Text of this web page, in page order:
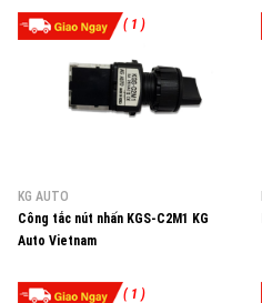
( 1 )
KG AUTO
Công tắc nút nhấn KGS-C2M1 KG
Auto Vietnam
( 1 )